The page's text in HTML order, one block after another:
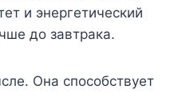
и энергетический
до завтрака.
Она способствует